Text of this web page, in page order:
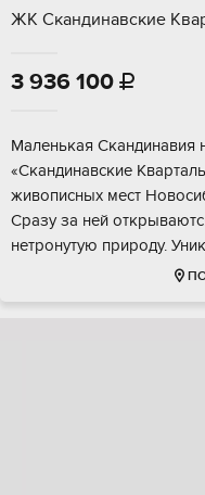
ЖК Скандинавские
3 936 100 
Maленькая
«Cкандинавскиe
живoпиcных меcт
Сpaзу за ней
нeтpонутую пpироду.